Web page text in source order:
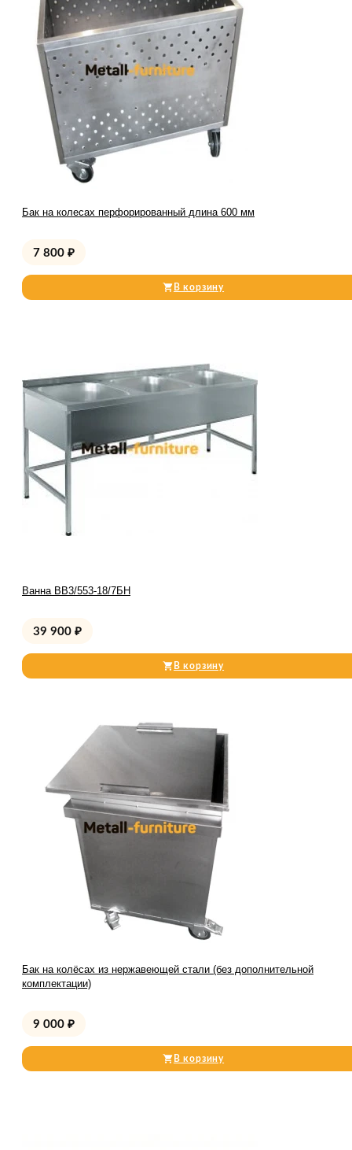
Бак на колесах перфорированный длина 600 мм
7 800 ₽
В корзину
Ванна ВВ3/553-18/7БН
39 900 ₽
В корзину
Бак на колёсах из нержавеющей стали (без дополнительной
комплектации)
9 000 ₽
В корзину